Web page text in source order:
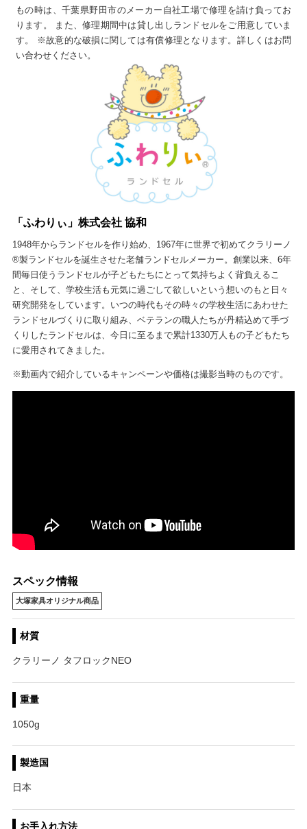
もの時は、千葉県野田市のメーカー自社工場で修理を請け負ってお
ります。 また、修理期間中は貸し出しランドセルをご用意していま
す。 ※故意的な破損に関しては有償修理となります。詳しくはお問
い合わせください。
「ふわりぃ」株式会社 協和
1948年からランドセルを作り始め、1967年に世界で初めてクラリーノ
®製ランドセルを誕生させた老舗ランドセルメーカー。創業以来、6年
間毎日使うランドセルが子どもたちにとって気持ちよく背負えるこ
と、そして、学校生活も元気に過ごして欲しいという想いのもと日々
研究開発をしています。いつの時代もその時々の学校生活にあわせた
ランドセルづくりに取り組み、ベテランの職人たちが丹精込めて手づ
くりしたランドセルは、今日に至るまで累計1330万人もの子どもたち
に愛用されてきました。
※動画内で紹介しているキャンペーンや価格は撮影当時のものです。
スペック情報
大塚家具オリジナル商品
材質
クラリーノ タフロックNEO
重量
1050g
製造国
日本
お手入れ方法